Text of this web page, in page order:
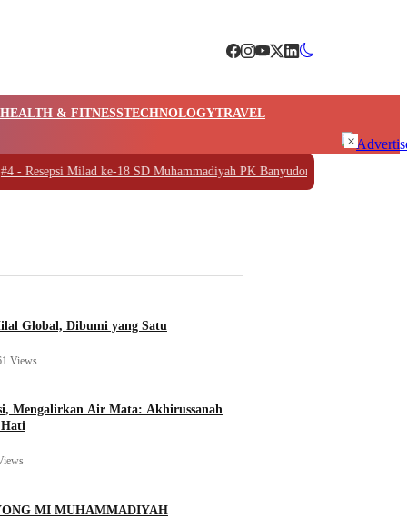
HEALTH & FITNESSTECHNOLOGYTRAVEL
Milad ke-18 SD Muhammadiyah PK Banyudono, Dr. Yopie Bahas Makna
Global, Dibumi yang Satu
Views
Mengalirkan Air Mata: Akhirussanah
Hati
MI MUHAMMADIYAH
×